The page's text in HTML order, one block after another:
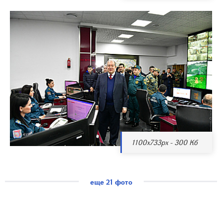
1100x733px - 300 Кб
еще 21 фото